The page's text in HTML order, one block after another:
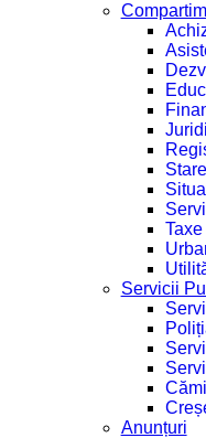
Servicii
Anunțuri